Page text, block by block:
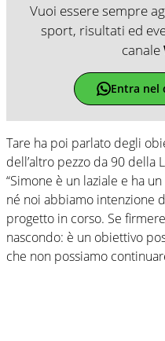
Vuoi essere sempre
sport, risultati ed
canale
Entra nel
Tare ha poi parlato degli
dell’altro pezzo da 90 della
“Simone è un laziale e ha
né noi abbiamo intenzione
progetto in corso. Se
nascondo: è un obiettivo
che non possiamo